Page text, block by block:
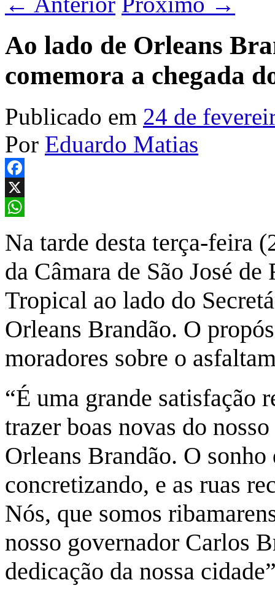
Ao lado de Orleans
comemora a chegada
Publicado em 24 de
Por Eduardo Matias
Facebook
X
Na tarde desta terça-feira
da Câmara de São José
Tropical ao lado do
Orleans Brandão. O
moradores sobre o
“É uma grande satisfação
trazer boas novas do
Orleans Brandão. O sonho
concretizando, e as ruas
Nós, que somos
nosso governador Carlos
dedicação da nossa